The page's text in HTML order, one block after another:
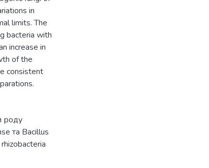
in
limits. The
bacteria with
increase in
of the
consistent
роду
та Bacillus
rhizobacteria